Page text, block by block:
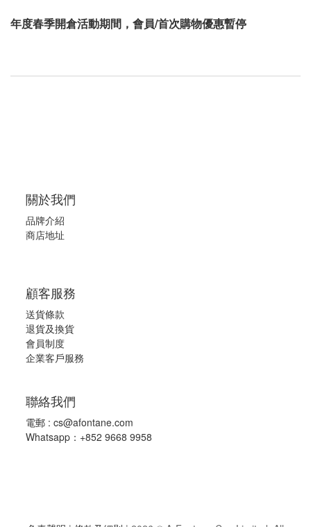
年度春季開倉活動期間，會員/首次購物優惠暫停
關於我們
品牌介紹
商店地址
顧客服務
送貨條款
退貨及換貨
會員制度
企業客戶服務
聯絡我們
電郵 : cs@afontane.com
Whatsapp：+852 9668 9958